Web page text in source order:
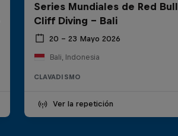
Series Mundiales de Red Bull
Cliff Diving - Bali
20 – 23 Mayo 2026
Bali, Indonesia
CLAVADISMO
Ver la repetición